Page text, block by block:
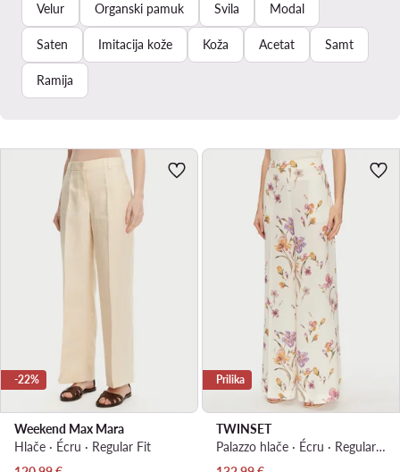
Velur Organski pamuk Svila Modal
Saten Imitacija kože Koža Acetat Samt
Ramija
-22%
Weekend Max Mara
Hlače · Écru · Regular Fit
Prilika
TWINSET
Palazzo hlače · Écru · Regular Fit